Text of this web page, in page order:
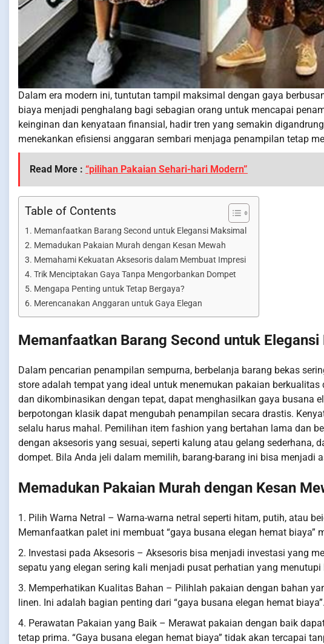
Dalam era modern ini, tuntutan tampil maksimal dengan gaya
biaya menjadi penghalang bagi sebagian orang untuk mencapai
keinginan dan kenyataan finansial, hadir tren yang semakin
menekankan efisiensi anggaran sembari menjaga penampilan tetap
Read More : “pilihan Pakaian Sehari-hari Modern”
Table of Contents
Memanfaatkan Barang Second untuk Elegansi Maksimal
Memadukan Pakaian Murah dengan Kesan Mewah
Memahami Kekuatan Aksesoris dalam Membuat Impresi
Trik Menciptakan Gaya Tanpa Mengorbankan Dompet
Mengapa Penting untuk Tetap Bergaya?
Merencanakan Anggaran untuk Gaya Elegan
Memanfaatkan Barang Second untuk Elegansi
Dalam pencarian penampilan sempurna, berbelanja barang bekas
store adalah tempat yang ideal untuk menemukan pakaian
dan dikombinasikan dengan tepat, dapat menghasilkan gaya busana
berpotongan klasik dapat mengubah penampilan secara drastis.
selalu harus mahal. Pemilihan item fashion yang bertahan lama dan
dengan aksesoris yang sesuai, seperti kalung atau gelang sederhana,
dompet. Bila Anda jeli dalam memilih, barang-barang ini bisa menjadi
Memadukan Pakaian Murah dengan Kesan
1. Pilih Warna Netral – Warna-warna netral seperti hitam, putih, atau
Memanfaatkan palet ini membuat “gaya busana elegan hemat biaya”
2. Investasi pada Aksesoris – Aksesoris bisa menjadi investasi yang
sepatu yang elegan sering kali menjadi pusat perhatian yang menutupi
3. Memperhatikan Kualitas Bahan – Pilihlah pakaian dengan bahan
linen. Ini adalah bagian penting dari “gaya busana elegan hemat biaya”.
4. Perawatan Pakaian yang Baik – Merawat pakaian dengan baik
tetap prima. “Gaya busana elegan hemat biaya” tidak akan tercapai